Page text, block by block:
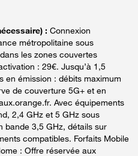
: Connexion
métropolitaine sous
les zones couvertes
: 29€. Jusqu’à 1,5
en émission : débits maximum
de couverture 5G+ et en
Avec équipements
2,4 GHz et 5 GHz sous
bande 3,5 GHz, détails sur
compatibles. Forfaits Mobile
: Offre réservée aux